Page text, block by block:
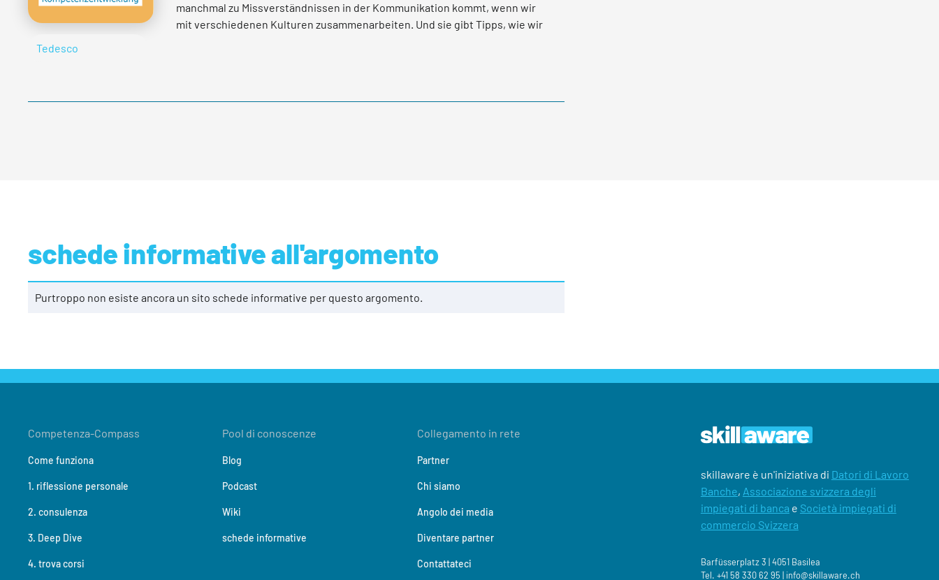
Tedesco
manchmal zu Missverständnissen in der Kommunikation kommt, wenn wir
mit verschiedenen Kulturen zusammenarbeiten. Und sie gibt Tipps, wie wir
schede informative all'argomento
Purtroppo non esiste ancora un sito schede informative per questo argomento.
Competenza-Compass
Come funziona
1. riflessione personale
2. consulenza
3. Deep Dive
4. trova corsi
Pool di conoscenze
Blog
Podcast
Wiki
schede informative
Collegamento in rete
Partner
Chi siamo
Angolo dei media
Diventare partner
Contattateci
skillaware è un'iniziativa di Datori di Lavoro
Banche, Associazione svizzera degli
impiegati di banca e Società impiegati di
commercio Svizzera
Barfüsserplatz 3 | 4051 Basilea
Tel. +41 58 330 62 95 | ‍info@skillaware.ch